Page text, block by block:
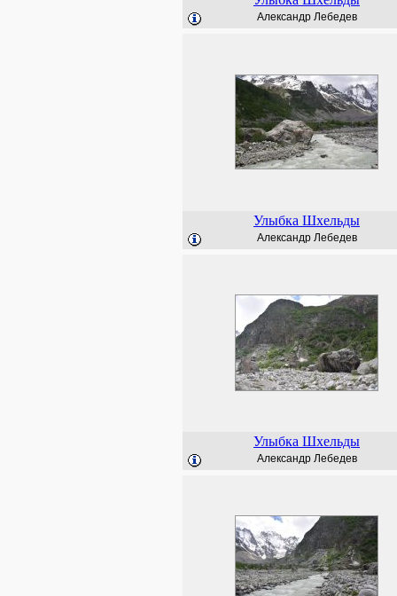
Александр Лебедев
Улыбка Шхельды
Александр Лебедев
Улыбка Шхельды
Александр Лебедев